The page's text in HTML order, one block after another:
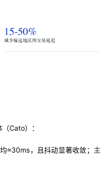
Cato）：
≈30ms，且抖动显著收敛； 主